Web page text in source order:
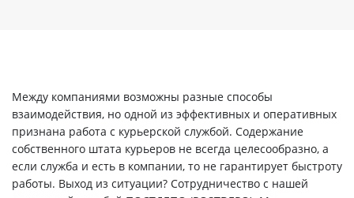
Между компаниями возможны разные способы
взаимодействия, но одной из эффективных и оперативных
признана работа с курьерской службой. Содержание
собственного штата курьеров не всегда целесообразно, а
если служба и есть в компании, то не гарантирует быстроту
работы. Выход из ситуации? Сотрудничество с нашей